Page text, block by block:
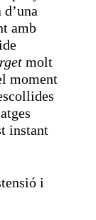
amb
molt
moment
instant
i